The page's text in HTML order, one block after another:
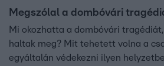
Megszólal a dombóvári
Mi okozhatta a dombóvári
haltak meg? Mit tehetett volna a
egyáltalán védekezni ilyen